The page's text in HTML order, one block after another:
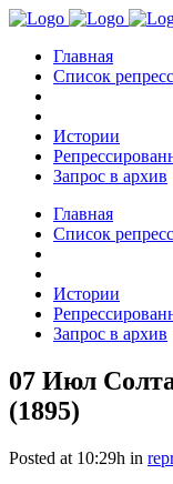
Главная
Список
Истории
Запрос в архив
Главная
Список
Истории
Запрос в архив
07 Июл
(1895)
Posted at 10:29h in